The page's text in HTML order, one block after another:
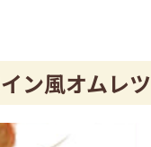
ン風オムレツ